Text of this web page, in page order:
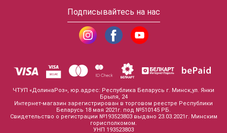
Подписывайтесь на нас
ЧТУП «ДолинаРоз», юр.адрес: Республика Беларусь г. Минск,ул. Янки
Брыля, 24
Интернет-магазин зарегистрирован в торговом реестре Республики
Беларусь 18 мая 2021г. под №510145 РБ.
Свидетельство о регистрации №193523803 выдано 23.03.2021г. Минским
горисполкомом.
УНП 193523803